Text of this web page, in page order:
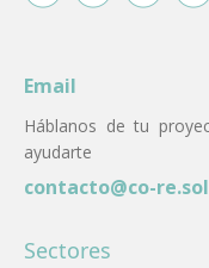
Email
Háblanos de tu
ayudarte
contacto@co-
Sectores